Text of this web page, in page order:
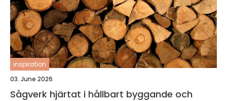
inspiration
03. June 2026
Sågverk hjärtat i hållbart byggande och